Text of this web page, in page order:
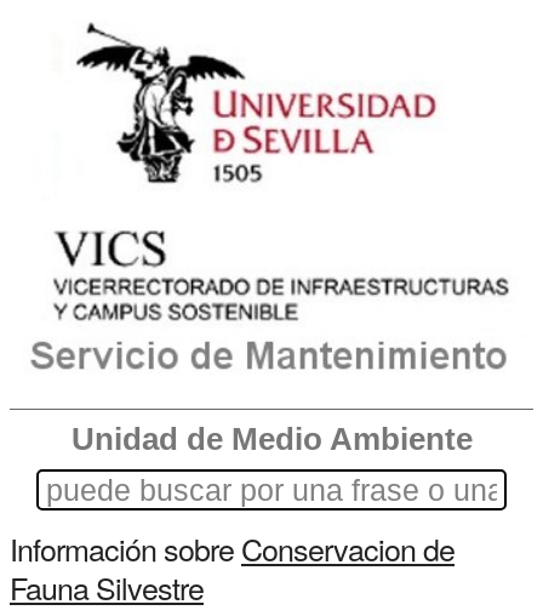
Unidad de Medio Ambiente
Información sobreConservacion de
Fauna Silvestre